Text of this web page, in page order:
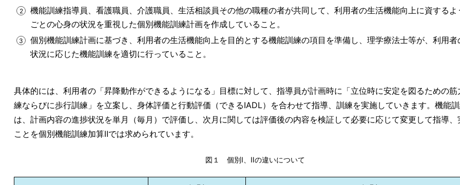
機能訓練指導員、看護職員、介護職員、生活相談員その他の職種の者が共同して、利用者の生活機能向上に資するよ
ごとの心身の状況を重視した個別機能訓練計画を作成していること。
個別機能訓練計画に基づき、利用者の生活機能向上を目的とする機能訓練の項目を準備し、理学療法士等が、利用者
状況に応じた機能訓練を適切に行っていること。
具体的には、利用者の「昇降動作ができるようになる」目標に対して、指導員が計画時に「立位時に安定を図るための筋
練ならびに歩行訓練」を立案し、身体評価と行動評価（できるIADL）を合わせて指導、訓練を実施していきます。機能
は、計画内容の進捗状況を単月（毎月）で評価し、次月に関しては評価後の内容を検証して必要に応じて変更して指導、
ことを個別機能訓練加算Ⅱでは求められています。
図１ 個別Ⅰ、Ⅱの違いについて